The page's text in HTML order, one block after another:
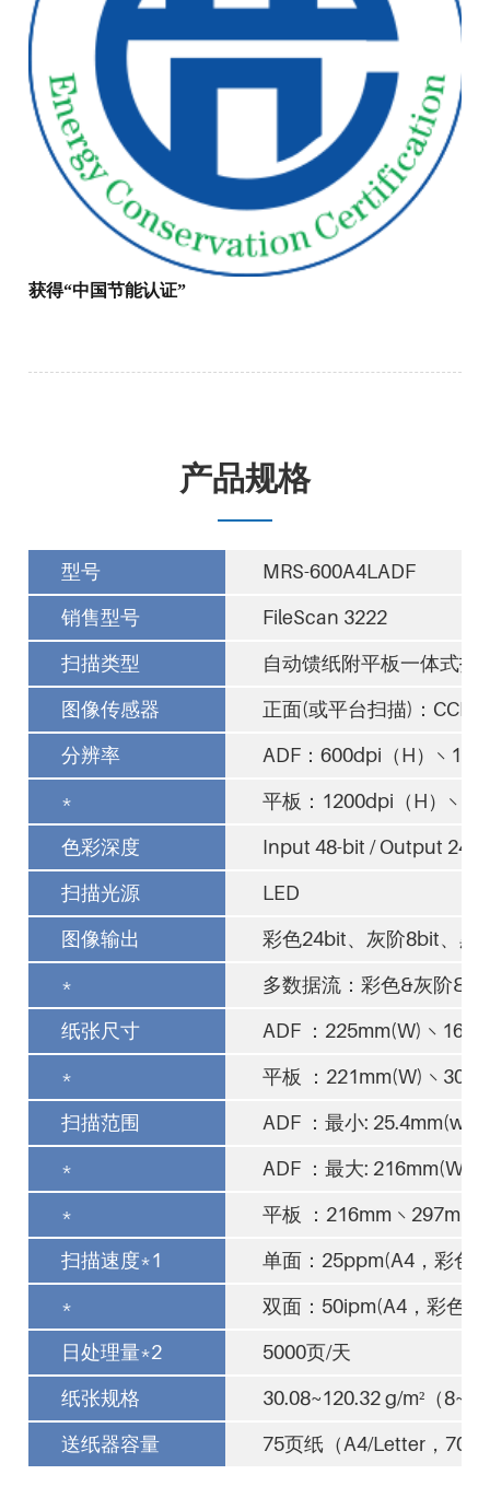
获得“中国节能认证”
产品规格
型号
MRS-600A4LADF
销售型号
FileScan 3222
扫描类型
自动馈纸附平板一体式扫
图像传感器
正面(或平台扫描)：CCD
分辨率
ADF：600dpi（H）×
*
平板：1200dpi（H）×
色彩深度
Input 48-bit / Output 24-
扫描光源
LED
图像输出
彩色24bit、灰阶8bit、黑
*
多数据流：彩色&灰阶&
纸张尺寸
ADF ：225mm(W) ×
*
平板 ：221mm(W) ×
扫描范围
ADF ：最小: 25.4mm(w)
*
ADF ：最大: 216mm(W)
*
平板 ：216mm × 297mm
扫描速度*1
单面：25ppm(A4，彩色/
*
双面：50ipm(A4，彩色/
日处理量*2
5000页/天
纸张规格
30.08~120.32 g/m²（
送纸器容量
75页纸（A4/Letter，70g/